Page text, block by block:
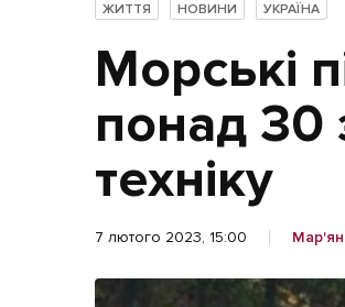
Новини
Політика
Економіка
Бізнес
Життя
ЖИТТЯ НОВИНИ УКРАЇНА
Морські
понад 30
техніку
7 лютого 2023, 15:00